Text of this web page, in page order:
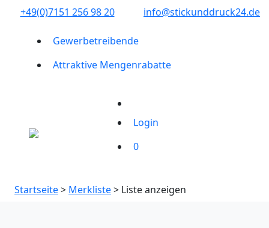
+49(0)7151 256 98 20‬ info@stickunddruck24.de
Gewerbetreibende
Attraktive Mengenrabatte
Login
0
Startseite> Merkliste> Liste anzeigen